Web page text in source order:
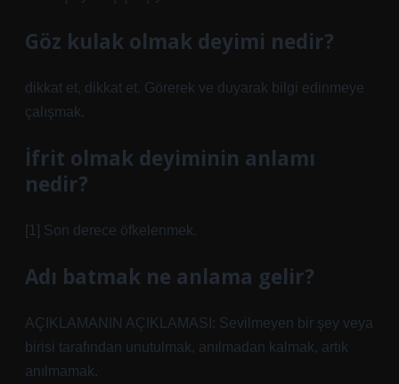
Göz kulak olmak deyimi nedir?
dikkat et, dikkat et. Görerek ve duyarak bilgi edinmeye
çalışmak.
İfrit olmak deyiminin anlamı
nedir?
[1] Son derece öfkelenmek.
Adı batmak ne anlama gelir?
AÇIKLAMANIN AÇIKLAMASI: Sevilmeyen bir şey veya
birisi tarafından unutulmak, anılmadan kalmak, artık
anılmamak.